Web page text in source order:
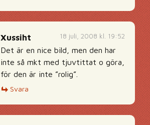
18 juli, 2008 kl. 19:52
Xussiht
Det är en nice bild, men den har
inte så mkt med tjuvtittat o göra,
för den är inte ”rolig”.
Svara